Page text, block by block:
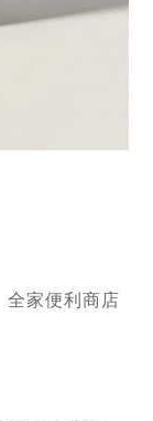
全家便利商店